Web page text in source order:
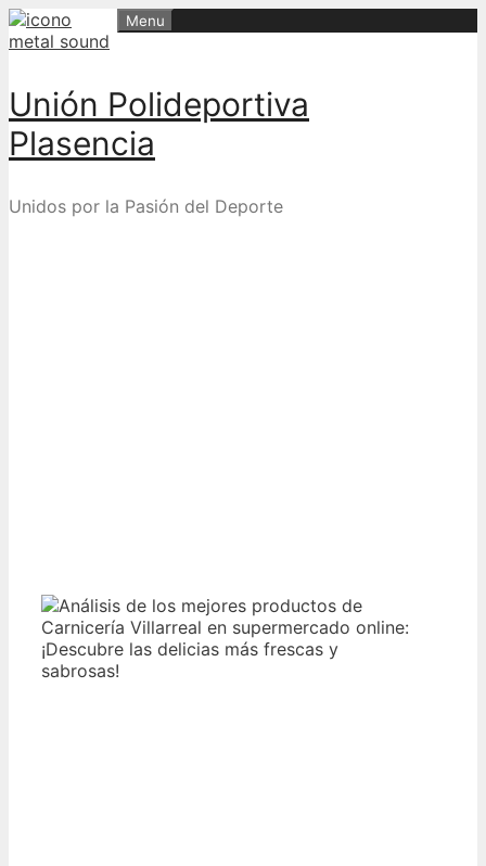
Skip
to
Unión Polideportiva
Plasencia
Unidos por la Pasión del Deporte
Menu